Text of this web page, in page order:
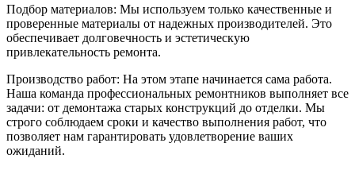
Подбор материалов: Мы используем только качественные и
проверенные материалы от надежных производителей. Это
обеспечивает долговечность и эстетическую
привлекательность ремонта.
Производство работ: На этом этапе начинается сама работа.
Наша команда профессиональных ремонтников выполняет все
задачи: от демонтажа старых конструкций до отделки. Мы
строго соблюдаем сроки и качество выполнения работ, что
позволяет нам гарантировать удовлетворение ваших
ожиданий.